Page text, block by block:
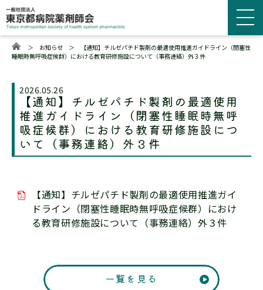
＞ お知らせ＞
【通知】チルゼパチド製剤の最適使用推進ガイドライン（閉塞性
睡眠時無呼吸症候群）における教育研修施設について（事務連絡）外３件
2026.05.26
【通知】チルゼパチド製剤の最適使用
推進ガイドライン（閉塞性睡眠時無呼
吸症候群）における教育研修施設につ
いて（事務連絡）外３件
【通知】チルゼパチド製剤の最適使用推進ガイ
ドライン（閉塞性睡眠時無呼吸症候群）におけ
る教育研修施設について（事務連絡）外３件
一覧を見る